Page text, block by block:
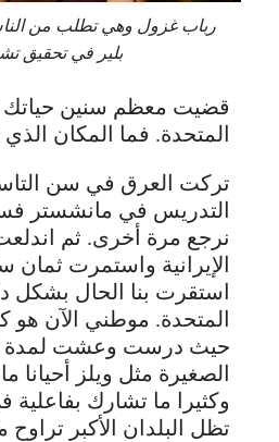
رباب غزول وهي تطلب من
بلير في تحقيق
قضيت معظم سنين حياتك
المتحدة. فما المكان
تركت العرق في سن
التدريس في مانشستر
نرجع مرة أخرى. ثم
الإيرانية واستمرت ثمان
استقرت بنا الحال بشكل
المتحدة. موطني الآن هو
الصغيرة مثل ويلز أحيانا
وكثيرا ما تشارك بفاعلية
تظل البلدان الأكبر تراوح